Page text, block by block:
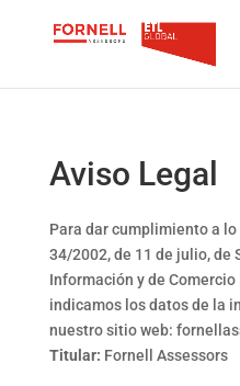
Aviso Legal
Para dar cumplimiento a
34/2002, de 11 de julio, de
Información y de
indicamos los datos de la
nuestro sitio web:
Titular: Fornell Assessors